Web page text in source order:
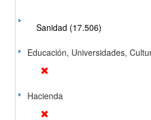
Sanidad (17.506)
Educación, Universidades,
Hacienda